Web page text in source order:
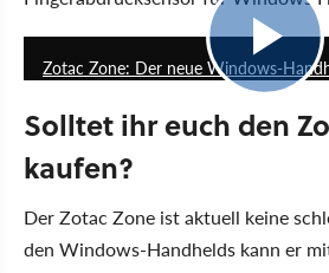
Zotac Zone: Der neue Windows-
Solltet ihr euch den
kaufen?
Der Zotac Zone ist aktuell keine
den Windows-Handhelds kann er